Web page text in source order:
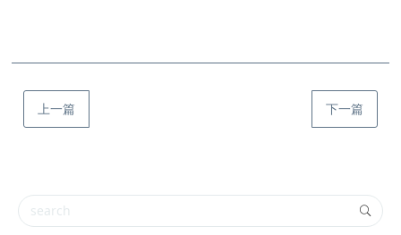
上一篇 下一篇